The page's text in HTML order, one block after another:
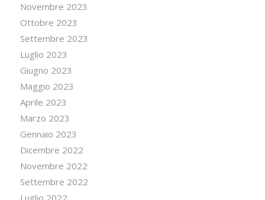
Novembre 2023
Ottobre 2023
Settembre 2023
Luglio 2023
Giugno 2023
Maggio 2023
Aprile 2023
Marzo 2023
Gennaio 2023
Dicembre 2022
Novembre 2022
Settembre 2022